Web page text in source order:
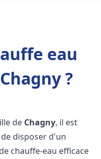
eau
?
de Chagny, il est
disposer d'un
chauffe-eau efficace